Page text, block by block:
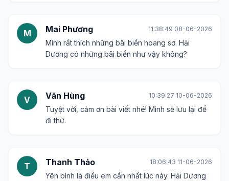
M Mai Phương 11:38:49 08-06-2026
Mình rất thích những bãi biển hoang sơ. Hải
Dương có những bãi biển như vậy không?
V Văn Hùng 10:39:27 10-06-2026
Tuyệt vời, cảm ơn bài viết nhé! Mình sẽ lưu lại để
đi thử.
T Thanh Thảo 18:06:43 11-06-2026
Yên bình là điều em cần nhất lúc này. Hải Dương